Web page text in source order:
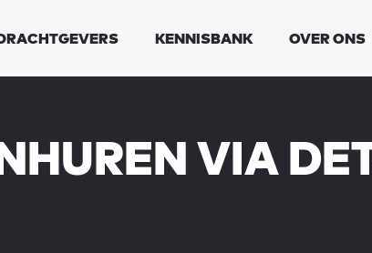
KENNISBANK OVER ONS
VIA